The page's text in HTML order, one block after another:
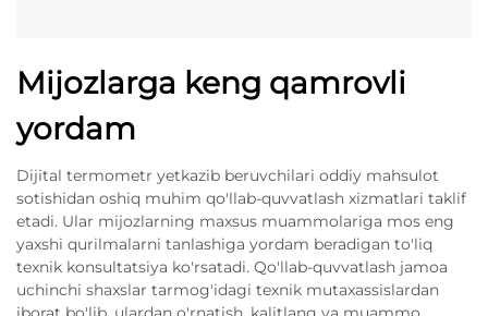
Mijozlarga keng qamrovli
yordam
Dijital termometr yetkazib beruvchilari oddiy mahsulot
sotishidan oshiq muhim qo'llab-quvvatlash xizmatlari taklif
etadi. Ular mijozlarning maxsus muammolariga mos eng
yaxshi qurilmalarni tanlashiga yordam beradigan to'liq
texnik konsultatsiya ko'rsatadi. Qo'llab-quvvatlash jamoa
uchinchi shaxslar tarmog'idagi texnik mutaxassislardan